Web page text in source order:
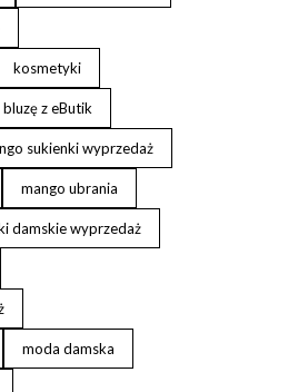
kosmetyki
z eButik
sukienki wyprzedaż
mango ubrania
damskie wyprzedaż
moda damska